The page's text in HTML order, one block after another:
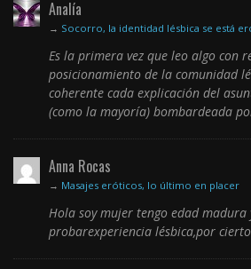
Analía
→ Socorro, la identidad lésbica se está
Es la primera vez que leo algo con
posicionamiento de la comunidad
coherente cada explicación del
(como la mayoría) bombardeada
Anna Rocas
→ Masajes eróticos, lo último en placer
Hola soy mujer tengo edad madura
probarexperiencia lésbica,por